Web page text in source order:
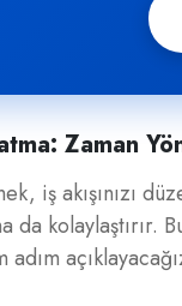
Zaman
iş akışınızı
kolaylaştırır.
adım